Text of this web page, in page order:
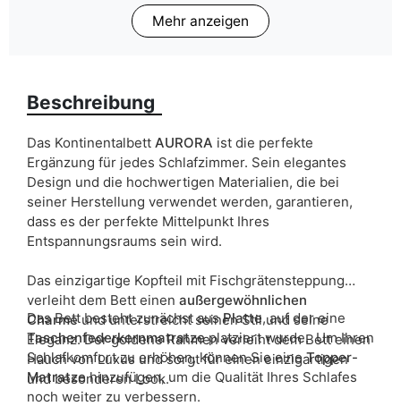
Bettwäsche behälter ja
ean13
Liefertermin: 14 Werktage
Aufgrund des Produktionsprozesses und der
Materialeigenschaften sind Maßabweichungen von +/- 2–3 cm
möglich.
Mehr anzeigen
Beschreibung
Das Kontinentalbett AURORA ist die perfekte
Ergänzung für jedes Schlafzimmer. Sein elegantes
Design und die hochwertigen Materialien, die bei
seiner Herstellung verwendet werden, garantieren,
dass es der perfekte Mittelpunkt Ihres
Entspannungsraums sein wird.
Das einzigartige Kopfteil mit Fischgrätensteppung
verleiht dem Bett einen außergewöhnlichen
Charmeund unterstreicht seinen Stil und seine
Eleganz. Der goldene Rahmen verleiht dem Bett einen
Hauch von Luxus und sorgt für einen einzigartigen
und besonderen Look.
Das Bett besteht zunächst ausPlatte, auf der eine
Taschenfederkernmatratzeplatziert wurde. Um Ihren
Schlafkomfort zu erhöhen, können Sie eineTopper-
Matratzehinzufügen, um die Qualität Ihres Schlafes
noch weiter zu verbessern.